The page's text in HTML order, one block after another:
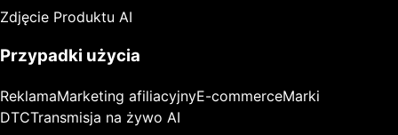
Zdjęcie Produktu AI
Przypadki użycia
ReklamaMarketing afiliacyjnyE-commerceMarki
DTCTransmisja na żywo AI